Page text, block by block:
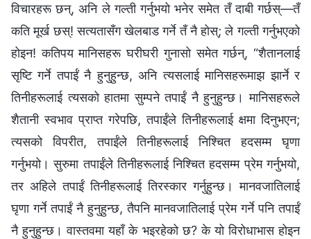
विचारहरू छन्, अनि ले गल्ती गर्नुभयो भनेर समेत तँ दाबी गर्छस्—तँ
कति मूर्ख छस्! सत्यतासँग खेलबाड गर्ने तँ नै होस्; ले गल्ती गर्नुभएको
होइन! कतिपय मानिसहरू घरीघरी गुनासो समेत गर्छन्, “शैतानलाई
सृष्टि गर्ने तपाईं नै हुनुहुन्छ, अनि त्यसलाई मानिसहरूमाझ झार्ने र
तिनीहरूलाई त्यसको हातमा सुम्पने तपाईं नै हुनुहुन्छ। मानिसहरूले
शैतानी स्वभाव प्राप्त गरेपछि, तपाईंले तिनीहरूलाई क्षमा दिनुभएन;
त्यसको विपरीत, तपाईंले तिनीहरूलाई निश्‍चित हदसम्‍म घृणा
गर्नुभयो। सुरुमा तपाईंले तिनीहरूलाई निश्‍चित हदसम्‍म प्रेम गर्नुभयो,
तर अहिले तपाईं तिनीहरूलाई तिरस्कार गर्नुहुन्छ। मानवजातिलाई
घृणा गर्ने तपाईं नै हुनुहुन्छ, तैपनि मानवजातिलाई प्रेम गर्ने पनि तपाईं
नै हुनुहुन्छ। वास्तवमा यहाँ के भइरहेको छ? के यो विरोधाभास होइन